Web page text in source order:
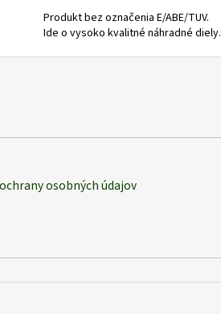
Produkt bez označenia E/ABE/TUV.
Ide o vysoko kvalitné náhradné diely.
osobných údajov